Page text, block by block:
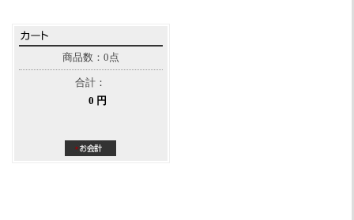
商品数：0点
合計：
0 円